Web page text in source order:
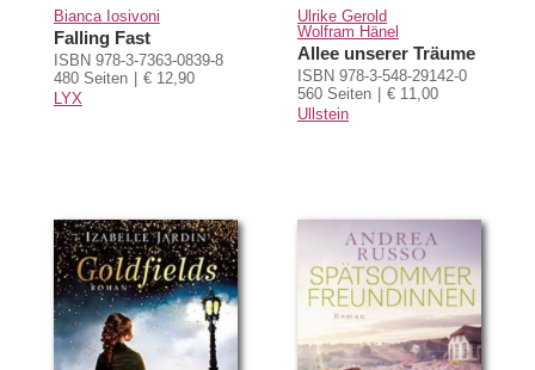
Bianca Iosivoni
Falling Fast
ISBN 978-3-7363-0839-8
480 Seiten
€ 12,90
LYX
Ulrike Gerold
Wolfram Hänel
Allee unserer Träume
ISBN 978-3-548-29142-0
560 Seiten
€ 11,00
Ullstein